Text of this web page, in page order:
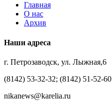
Главная
О нас
Архив
Наши адреса
г. Петрозаводск, ул. Лыжная,6
(8142) 53-32-32; (8142) 51-52-60
nikanews@karelia.ru